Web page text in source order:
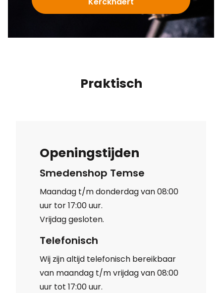
Praktisch
Openingstijden
Smedenshop Temse
Maandag t/m donderdag van 08:00
uur tor 17:00 uur.
Vrijdag gesloten.
Telefonisch
Wij zijn altijd telefonisch bereikbaar
van maandag t/m vrijdag van 08:00
uur tot 17:00 uur.